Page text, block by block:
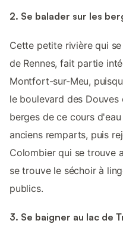
2. Se balader sur les
Cette petite rivière qui
de Rennes, fait partie
Montfort-sur-Meu,
le boulevard des
berges de ce cours
anciens remparts, puis
Colombier qui se trouve
se trouve le séchoir à
publics.
3. Se baigner au lac de